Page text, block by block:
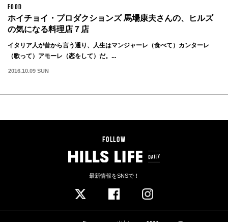
FOOD
ホイチョイ・プロダクションズ 馬場康夫さんの、ヒルズ
の気になる料理店７店
イタリア人が昔から言う通り、人生はマンジャーレ（食べて）カンターレ
（歌って）アモーレ（恋をして）だ。...
2016.10.09 SUN
FOLLOW
最新情報をSNSで！